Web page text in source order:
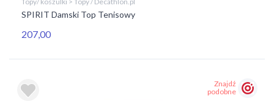
SPIRIT Damski Top Tenisowy
207,00
Znajdź
podobne